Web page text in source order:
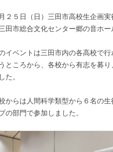
２５日（日）三田市高校生企画
田市総合文化センター郷の音ホ
イベントは三田市内の各高校で
ところから、各校から有志を募
た。
からは人間科学類型から６名の
の部門で参加しました。